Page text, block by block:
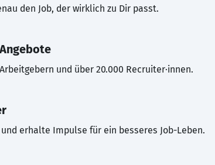
den Job, der wirklich zu Dir passt.
und über 20.000 Recruiter·innen.
erhalte Impulse für ein besseres Job-Leben.